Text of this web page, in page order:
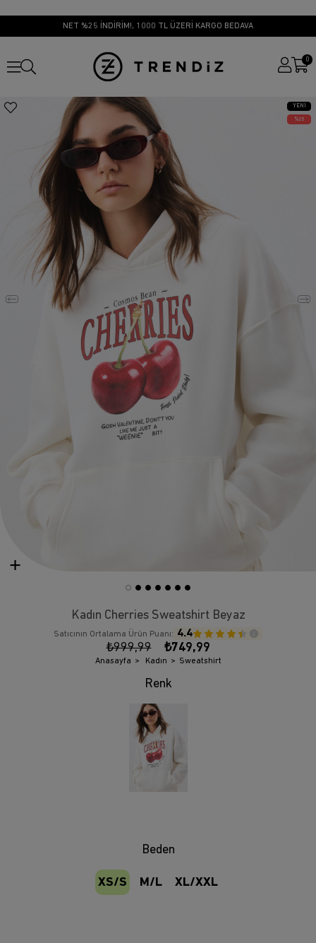
NET %25 İNDİRİM!, 1000 TL ÜZERİ KARGO BEDAVA
0
YENI
ÜRÜN
25
Kadın Cherries Sweatshirt Beyaz
Satıcının Ortalama Ürün Puanı: 4.4
₺999,99 ₺749,99
Anasayfa Kadın Sweatshirt
Beden
XS/S M/L XL/XXL